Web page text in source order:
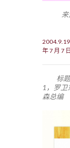
年 7 月 7 日
标
1，罗
森总编